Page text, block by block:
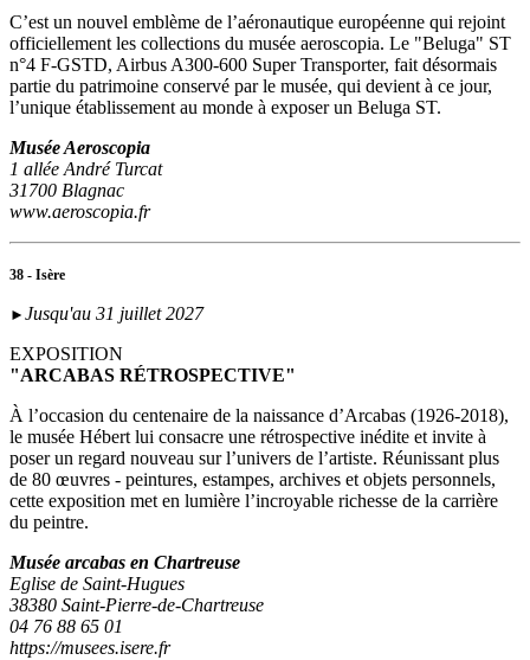
C’est un nouvel emblème de l’aéronautique européenne qui rejoint
officiellement les collections du musée aeroscopia. Le "Beluga" ST
n°4 F-GSTD, Airbus A300-600 Super Transporter, fait désormais
partie du patrimoine conservé par le musée, qui devient à ce jour,
l’unique établissement au monde à exposer un Beluga ST.
Musée Aeroscopia
1 allée André Turcat
31700 Blagnac
www.aeroscopia.fr
38 - Isère
► Jusqu'au 31 juillet 2027
EXPOSITION
"ARCABAS RÉTROSPECTIVE"
À l’occasion du centenaire de la naissance d’Arcabas (1926-2018),
le musée Hébert lui consacre une rétrospective inédite et invite à
poser un regard nouveau sur l’univers de l’artiste. Réunissant plus
de 80 œuvres - peintures, estampes, archives et objets personnels,
cette exposition met en lumière l’incroyable richesse de la carrière
du peintre.
Musée arcabas en Chartreuse
Eglise de Saint-Hugues
38380 Saint-Pierre-de-Chartreuse
04 76 88 65 01
https://musees.isere.fr